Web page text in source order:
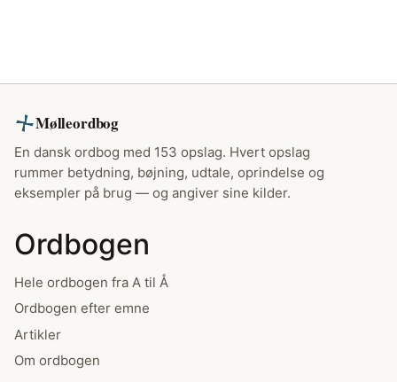
Mølleordbog
En dansk ordbog med 153 opslag. Hvert opslag
rummer betydning, bøjning, udtale, oprindelse og
eksempler på brug — og angiver sine kilder.
Ordbogen
Hele ordbogen fra A til Å
Ordbogen efter emne
Artikler
Om ordbogen